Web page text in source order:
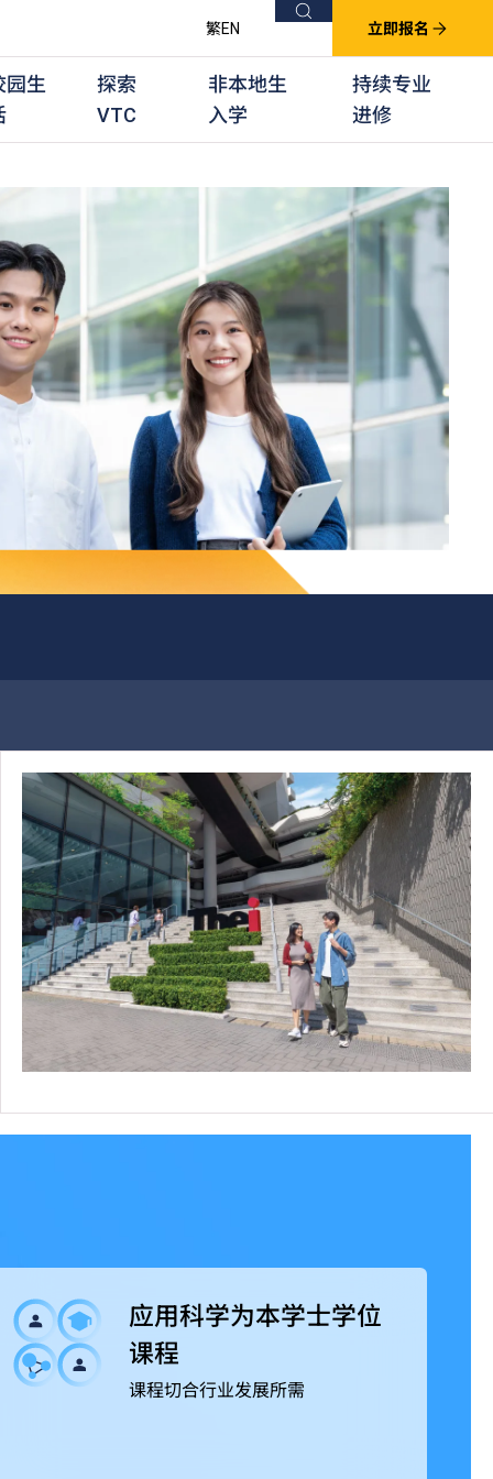
繁EN 搜索 立即报名
课程
学习课程
培训计划
专业课程
考试及认可
及其他训练计划
园生
探索
VTC
非本地生
入学
持续专业
进修
应用科学为本学士学位
课程
课程切合行业发展所需